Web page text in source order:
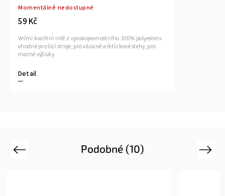
Momentálně nedostupné
59 Kč
Detail
Velmi kvalitní nitě z vysokopevnostního 100% polyesteru
vhodné pro šicí stroje, pro vázané a řetízkové stehy, pro
matné výšivky
Podobné (10)
Previous Next